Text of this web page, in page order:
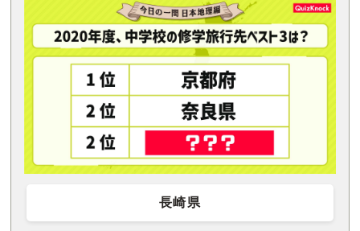
長崎県